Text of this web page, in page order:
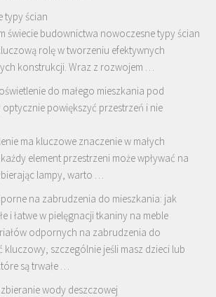
typy ścian
świecie budownictwa nowoczesne typy ścian
rolę w tworzeniu efektywnych
konstrukcji. Wraz z rozwojem …
do małego mieszkania pod
powiększyć przestrzeń i nie
ma kluczowe znaczenie w małych
element przestrzeni może wpływać na
lampy, warto …
na zabrudzenia do mieszkania: jak
i łatwe w pielęgnacji tkaniny na meble
odpornych na zabrudzenia do
kluczowy, szczególnie jeśli masz dzieci lub
są trwałe …
wody deszczowej